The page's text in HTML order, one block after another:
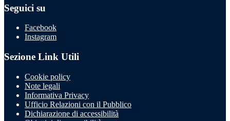
Seguici su
Facebook
Instagram
Sezione Link Utili
Cookie policy
Note legali
Informativa Privacy
Ufficio Relazioni con il Pubblico
Dichiarazione di accessibilità